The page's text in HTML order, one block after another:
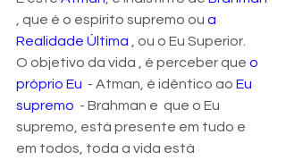
, que é o espírito supremo ou a
Realidade Última , ou o Eu Superior.
O objetivo da vida , é perceber que o
próprio Eu
  - Atman, é idêntico ao
Eu
supremo
  - Brahman e  que o Eu
supremo, está presente em tudo e
em todos, toda a vida está